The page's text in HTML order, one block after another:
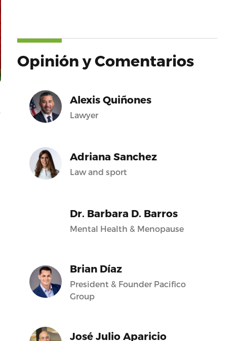
Opinión y Comentarios
Alexis Quiñones
Lawyer
Adriana Sanchez
Law and sport
Dr. Barbara D. Barros
Mental Health & Menopause
Brian Díaz
President & Founder Pacifico
Group
José Julio Aparicio